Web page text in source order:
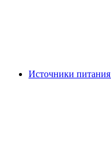
Источники питания